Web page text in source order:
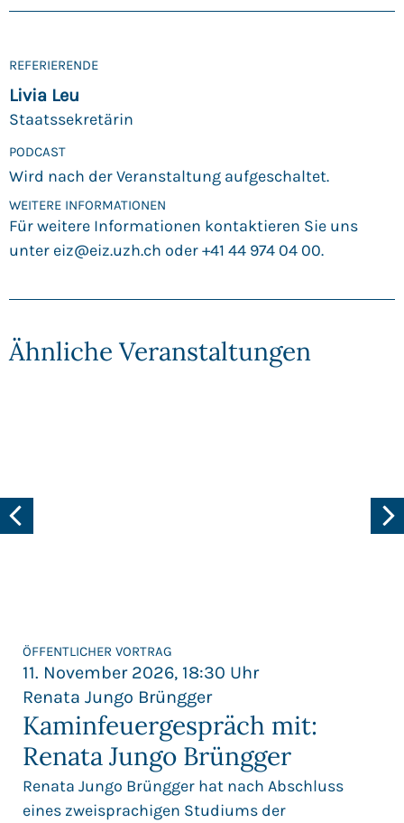
REFERIERENDE
Livia Leu
Staatssekretärin
PODCAST
Wird nach der Veranstaltung aufgeschaltet.
WEITERE INFORMATIONEN
Für weitere Informationen kontaktieren Sie uns
unter eiz@eiz.uzh.ch oder +41 44 974 04 00.
Ähnliche Veranstaltungen
ÖFFENTLICHER VORTRAG
11. November 2026, 18:30 Uhr
Renata Jungo Brüngger
Kaminfeuergespräch mit:
Renata Jungo Brüngger
Renata Jungo Brüngger hat nach Abschluss
eines zweisprachigen Studiums der